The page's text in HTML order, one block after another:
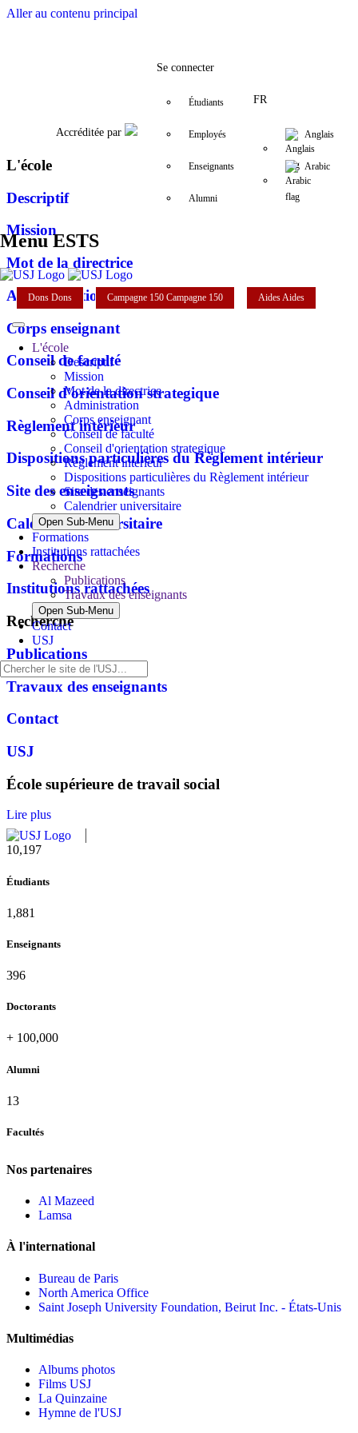
Aller au contenu principal
FacebookTwitter
Accréditée par
Se connecter
Étudiants
Employés
Enseignants
Alumni
FR
Anglais
Arabic
Menu ESTS
Dons Dons Campagne 150 Campagne 150 AidesAides
L'école
Descriptif
Mission
Mot de la directrice
Administration
Corps enseignant
Conseil de faculté
Conseil d'orientation strategique
Règlement intérieur
Dispositions particulières du Règlement intérieur
Site des enseignants
Calendrier universitaire
Open Sub-Menu
Formations
Institutions rattachées
Recherche
Publications
Travaux des enseignants
Open Sub-Menu
Contact
USJ
L'école
Descriptif
Mission
Mot de la directrice
Administration
Corps enseignant
Conseil de faculté
Conseil d'orientation strategique
Règlement intérieur
Dispositions particulières du Règlement intérieur
Site des enseignants
Calendrier universitaire
Formations
Institutions rattachées
Recherche
Publications
Travaux des enseignants
Contact
USJ
École supérieure de travail social
Lire plus
10,815
Étudiants
1,995
Enseignants
420
Doctorants
+ 100,000
Alumni
13
Facultés
Nos partenaires
Al Mazeed
Lamsa
À l'international
Bureau de Paris
North America Office
Saint Joseph University Foundation, Beirut Inc. - États-Unis
Multimédias
Albums photos
Films USJ
La Quinzaine
Hymne de l'USJ